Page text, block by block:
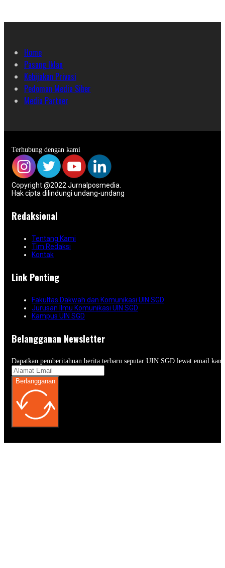
Home
Pasang Iklan
Kebijakan Privasi
Pedoman Media Siber
Media Partner
Terhubung dengan kami
Copyright @2022 Jurnalposmedia.
Hak cipta dilindungi undang-undang
Redaksional
Tentang Kami
Tim Redaksi
Kontak
Link Penting
Fakultas Dakwah dan Komunikasi UIN SGD
Jurusan Ilmu Komunikasi UIN SGD
Kampus UIN SGD
Belangganan Newsletter
Dapatkan pemberitahuan berita terbaru seputar UIN SGD lewat email
Berlangganan